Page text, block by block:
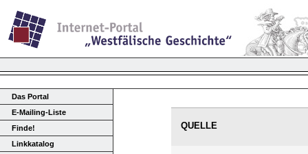
Das Portal
E-Mailing-Liste
Finde!
Linkkatalog
QUELLE